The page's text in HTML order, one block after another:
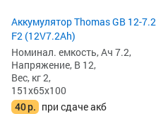
Аккумулятор Thomas GB 12-7.2
F2 (12V7.2Ah)
Номинал. емкость, Ач 7.2,
Напряжение, В 12,
Вес, кг 2,
151x65x100
40р. при сдаче акб